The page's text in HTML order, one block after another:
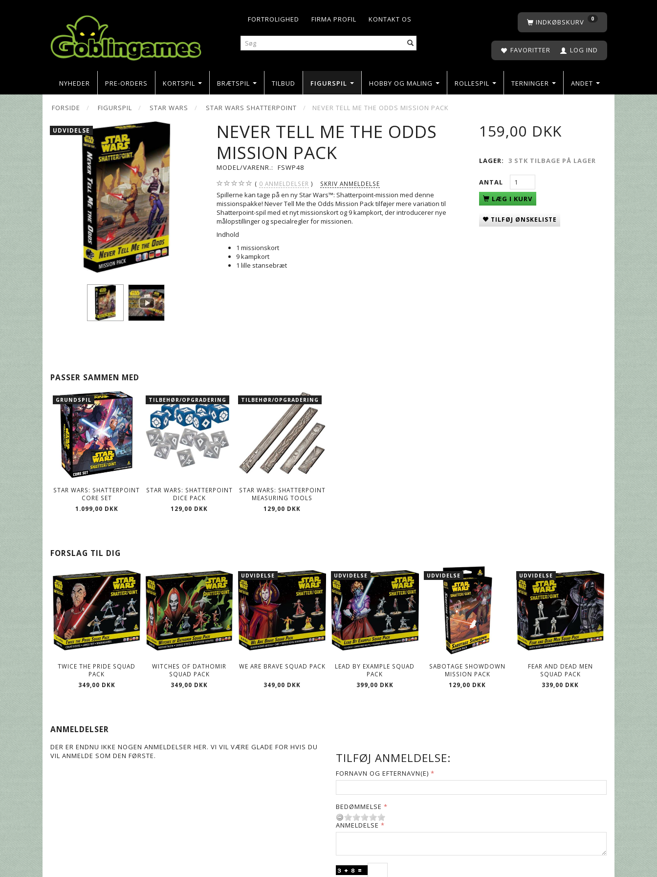
KONTAKT OS
FIRMA PROFIL
FORTROLIGHED INDKØBSKURV 0
FAVORITTER LOG IND
NYHEDER PRE-ORDERS KORTSPIL BRÆTSPIL TILBUD FIGURSPIL HOBBY OG MALING ROLLESPIL TERNINGER ANDET
FORSIDE FIGURSPIL STAR WARS STAR WARS SHATTERPOINT NEVER TELL ME THE ODDS MISSION PACK
UDVIDELSE
NEVER TELL ME THE ODDS
MISSION PACK
MODEL/VARENR.: FSWP48
0 ANMELDELSER SKRIV ANMELDELSE
Spillerne kan tage på en ny Star Wars™: Shatterpoint-mission med denne
missionspakke! Never Tell Me the Odds Mission Pack tilføjer mere variation til
Shatterpoint-spil med et nyt missionskort og 9 kampkort, der introducerer nye
målopstillinger og specialregler for missionen.
Indhold
1 missionskort
9 kampkort
1 lille stansebræt
159,00 DKK
LAGER: 3 STK TILBAGE PÅ LAGER
ANTAL
LÆG I KURV
TILFØJ ØNSKELISTE
PASSER SAMMEN MED
GRUNDSPIL
STAR WARS: SHATTERPOINT
CORE SET
1.099,00 DKK
TILBEHØR/OPGRADERING
STAR WARS: SHATTERPOINT
DICE PACK
129,00 DKK
TILBEHØR/OPGRADERING
STAR WARS: SHATTERPOINT
MEASURING TOOLS
129,00 DKK
FORSLAG TIL DIG
TWICE THE PRIDE SQUAD
PACK
349,00 DKK
WITCHES OF DATHOMIR
SQUAD PACK
349,00 DKK
UDVIDELSE
WE ARE BRAVE SQUAD PACK
349,00 DKK
UDVIDELSE
LEAD BY EXAMPLE SQUAD
PACK
399,00 DKK
UDVIDELSE
SABOTAGE SHOWDOWN
MISSION PACK
129,00 DKK
UDVIDELSE
FEAR AND DEAD MEN
SQUAD PACK
339,00 DKK
FEARLESS
ANMELDELSER
DER ER ENDNU IKKE NOGEN ANMELDELSER HER. VI VIL VÆRE GLADE FOR HVIS DU
VIL ANMELDE SOM DEN FØRSTE.
TILFØJ ANMELDELSE:
FORNAVN OG EFTERNAVN(E)
BEDØMMELSE
ANMELDELSE